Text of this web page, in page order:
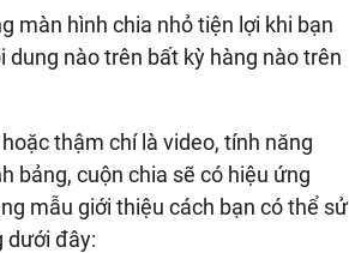
màn hình chia nhỏ tiện lợi khi bạn
dung nào trên bất kỳ hàng nào trên
thậm chí là video, tính năng
bảng, cuộn chia sẽ có hiệu ứng
mẫu giới thiệu cách bạn có thể sử
dưới đây: